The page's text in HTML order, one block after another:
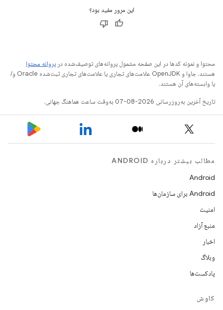
این مرور مفید بود؟
محتوا و نمونه کدها در این صفحه مشمول پروانه‌های توصیف‌شده در پروانه محتوا
هستند. جاوا و OpenJDK علامت‌های تجاری یا علامت‌های تجاری ثبت‌شده Oracle و/
یا وابسته‌های آن هستند.
تاریخ آخرین به‌روزرسانی 2026-08-07 به‌وقت ساعت هماهنگ جهانی.
مطالب بیشتر درباره ANDROID
Android
Android برای سازمان‌ها
امنیت
منبع آزاد
اخبار
وبلاگ
پادکست‌ها
کاوش